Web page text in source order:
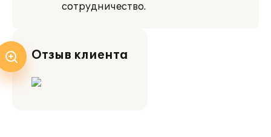
сотрудничество.
Отзыв клиента